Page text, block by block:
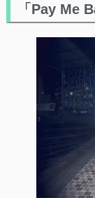
「Pay Me